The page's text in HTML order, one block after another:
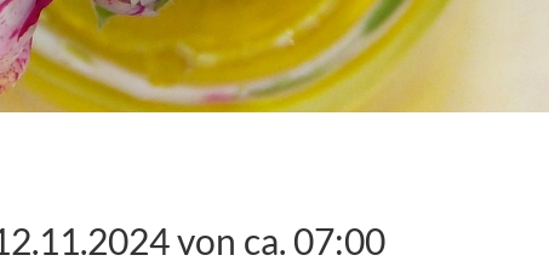
von ca. 07:00